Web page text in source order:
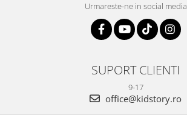
Urmareste-ne in social media
SUPORT CLIENTI
9-17
office@kidstory.ro